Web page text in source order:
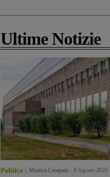
Ultime Notizie
Politica Monica Campani 8 Agosto 2026